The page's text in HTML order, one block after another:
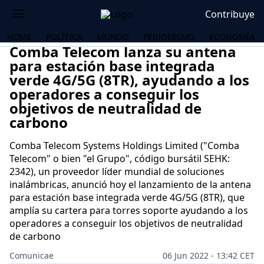
Contribuye
HOME POLÍTICA MUNDO PERIODISMO ECONOMÍA
Comba Telecom lanza su antena
para estación base integrada
verde 4G/5G (8TR), ayudando a los
operadores a conseguir los
objetivos de neutralidad de
carbono
Comba Telecom Systems Holdings Limited ("Comba
Telecom" o bien "el Grupo", código bursátil SEHK:
2342), un proveedor líder mundial de soluciones
inalámbricas, anunció hoy el lanzamiento de la antena
para estación base integrada verde 4G/5G (8TR), que
amplía su cartera para torres soporte ayudando a los
operadores a conseguir los objetivos de neutralidad
de carbono
Comunicae
06 Jun 2022 - 13:42 CET